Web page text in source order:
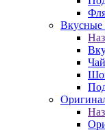
Вкусные